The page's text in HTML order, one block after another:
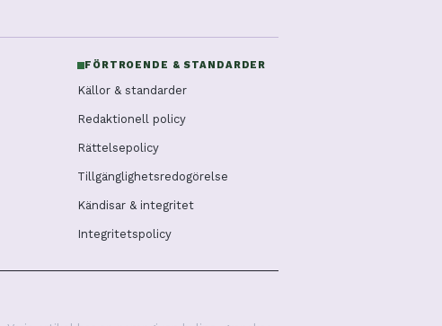
FÖRTROENDE & STANDARDER
Källor & standarder
Redaktionell policy
Rättelsepolicy
Tillgänglighetsredogörelse
Kändisar & integritet
Integritetspolicy